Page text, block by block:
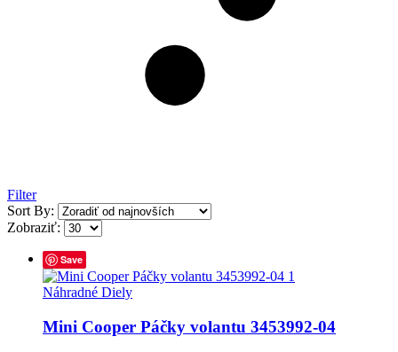
Filter
Sort By:
Zobraziť:
Save
Náhradné Diely
Mini Cooper Páčky volantu 3453992-04